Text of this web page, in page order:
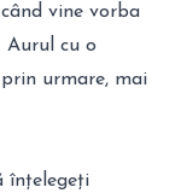
vine vorba
Aurul cu o
urmare, mai
înțelegeți